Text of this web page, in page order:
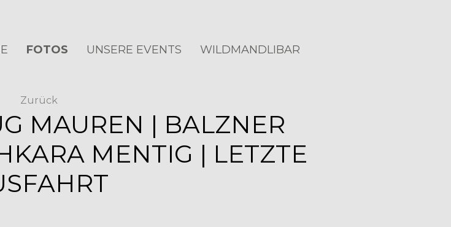
FOTOS UNSERE EVENTS WILDMANDLIBAR
Zurück
MAUREN | BALZNER
MENTIG | LETZTE